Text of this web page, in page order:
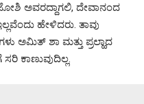
ಅವರದ್ದಾಗಲಿ, ದೇವಾನಂದ
ಹೇಳಿದರು. ತಾವು
ಅಮಿತ್ ಶಾ ಮತ್ತು ಪ್ರಲ್ಹಾದ
ಕಾಣುವುದಿಲ್ಲ.